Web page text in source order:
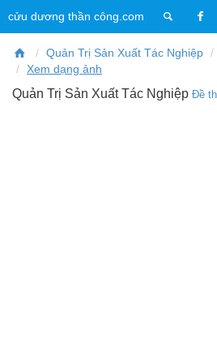
cửu dương thần công.com
Quản Trị Sản Xuất Tác Nghiệp
Xem dạng ảnh
Quản Trị Sản Xuất Tác Nghiệp Đề